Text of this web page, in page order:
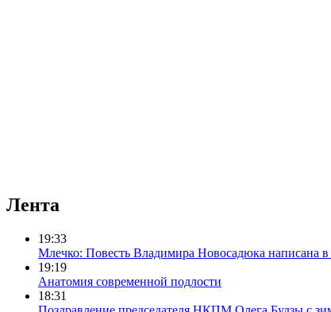
Лента
19:33
Млечко: Повесть Владимира Новосадюка написана
19:19
Анатомия современной подлости
18:31